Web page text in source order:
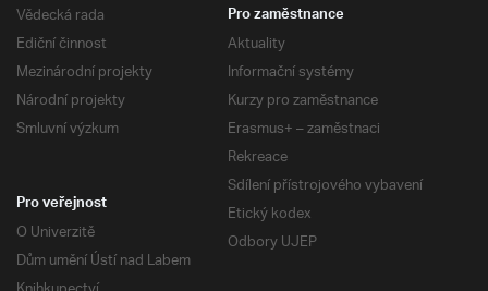
Vědecká rada
Ediční činnost
Mezinárodní projekty
Národní projekty
Smluvní výzkum
Pro zaměstnance
Aktuality
Informační systémy
Kurzy pro zaměstnance
Erasmus+ – zaměstnaci
Rekreace
Sdílení přístrojového vybavení
Etický kodex
Odbory UJEP
Pro veřejnost
O Univerzitě
Dům umění Ústí nad Labem